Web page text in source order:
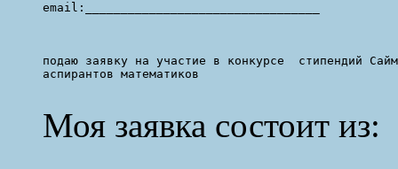
email:_________________________________
подаю заявку на участие в конкурсе  стипендий
аспирантов математиков
Моя заявка состоит из: